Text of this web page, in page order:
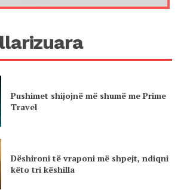
Pushimet shijojnë më shumë me Prime
Travel
Dëshironi të vraponi më shpejt, ndiqni
këto tri këshilla